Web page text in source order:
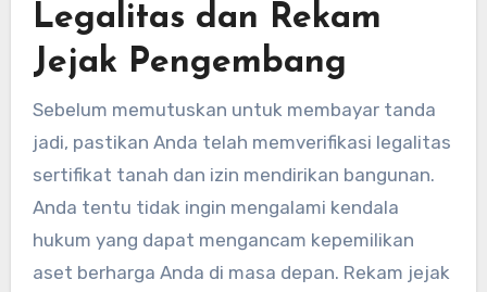
Legalitas dan Rekam
Jejak Pengembang
Sebelum memutuskan untuk membayar tanda
jadi, pastikan Anda telah memverifikasi legalitas
sertifikat tanah dan izin mendirikan bangunan.
Anda tentu tidak ingin mengalami kendala
hukum yang dapat mengancam kepemilikan
aset berharga Anda di masa depan. Rekam jejak